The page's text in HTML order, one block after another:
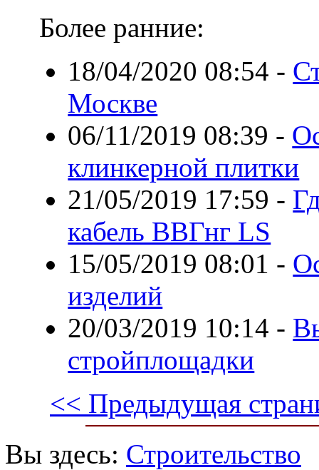
Более ранние:
18/04/2020 08:54 -
Москве
06/11/2019 08:39 -
клинкерной плитки
21/05/2019 17:59 -
кабель ВВГнг LS
15/05/2019 08:01 -
изделий
20/03/2019 10:14 -
стройплощадки
<< Предыдущая
Вы здесь: Строительство